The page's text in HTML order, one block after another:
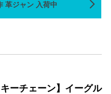
革ジャン 入荷中
ーチェーン】イーグル